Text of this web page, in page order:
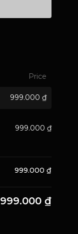
Price
999.000 ₫
999.000 ₫
999.000 ₫
999.000 ₫